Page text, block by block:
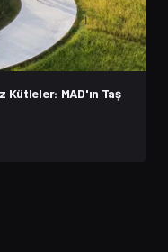
Kütleler: MAD'ın Taş